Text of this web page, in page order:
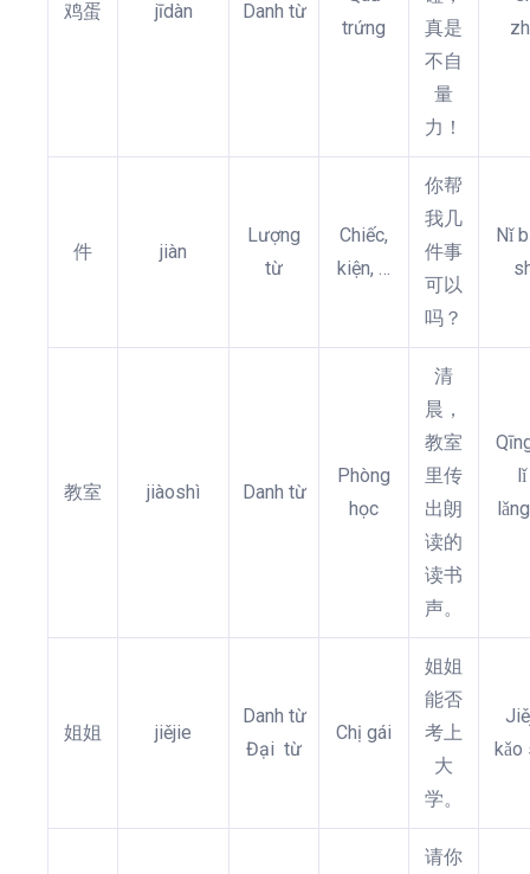
鸡蛋 jīdàn Danh từ
trứng
真是
不自
量
力！
件 jiàn
Lượng
từ
Chiếc,
kiện, …
你帮
我几
件事
可以
吗？
Nǐ
教室 jiàoshì Danh từ
Phòng
học
清
晨，
教室
里传
出朗
读的
读书
声。
lǐ
姐姐 jiějie
Danh từ
Đại từ
Chị gái
姐姐
能否
考上
大
学。
kǎo
请你